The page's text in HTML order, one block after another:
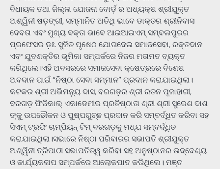
ବିଧାୟକ ତଥା ଜିଲ୍ଳା ଯୋଜନା ବୋର୍ଡ଼ ର ଅଧ୍ୟକ୍ଷ ଶ୍ରୀଯୁକ୍ତ
ଅଶ୍ୱିନୀ ଷଡ଼ଙ୍ଗୀ, ସମ୍ମାନିତ ଅତିଥି ଭାବେ ଡାକ୍ତର ଶ୍ରୀନିବାସ
ଦେବତା ଏବଂ ମୁଖ୍ୟ ବକ୍ତା ଭାବେ ଆଇଆଇଏମ୍ ସମ୍ବଲପୁରର
ପ୍ରଫେସର ଡ଼ଃ. ସୁଜିତ ପୃଷେଠ ଯୋଗଦେଇ ସମାଜସେବା, ରକ୍ତଦାନ
ଏବଂ ଯୁବଶକ୍ତିର ଭୂମିକା ସମ୍ପର୍କରେ ନିଜର ମତାମତ ବ୍ୟକ୍ତ
କରିଥିଲେ।ଏହି ଅବସରରେ ସମାଜସେବା କ୍ଷେତ୍ରରେ ବିଶେଷ
ଅବଦାନ ପାଇଁ “ନିଷ୍ଠା ସେବା ସମ୍ମାନ” ପ୍ରଦାନ କରାଯାଇଥିଲା।
କଟକର ଶ୍ରୀ ଅଭିମନ୍ୟୁ ଦାସ, ବରଗଡ଼ର ଶ୍ରୀ ରତନ ପୂଜାହାରୀ,
ବରଗଡ଼ ଫିଜିକାଲ୍ ଏକାଡେମୀର ପ୍ରତିଷ୍ଠାତା ଶ୍ରୀ ଶ୍ରୀ ସୁରେଶ ଦାଶ
ଙ୍କୁ ଉପଢୌକନ ଓ ପୁଷ୍ପଗୁଚ୍ଛ ପ୍ରଦାନ କରି ସମ୍ବର୍ଦ୍ଧିତ କରିବା ସହ
ସିଏମ୍ ଟ୍ରଫି ଚାମ୍ପିୟନ୍ ଟିମ୍ ବରଗଡ଼କୁ ମଧ୍ଯ ସମ୍ବର୍ଦ୍ଧିତ
କରାଯାଇଥିଲା।ସଭାରେ ନିଷ୍ଠା ପରିବାରର ସଭାପତି ଶ୍ରୀଯୁକ୍ତ
ଅଶ୍ୱିନୀ ତ୍ରିପାଠୀ ସଭାପତିତ୍ୱ କରିବା ସହ ଅନୁଷ୍ଠାନର ଉଦ୍ଦେଶ୍ୟ
ଓ କାର୍ଯ୍ୟକଳାପ ସମ୍ପର୍କରେ ଆଲୋକପାତ କରିଥିଲେ। ମଞ୍ଚ